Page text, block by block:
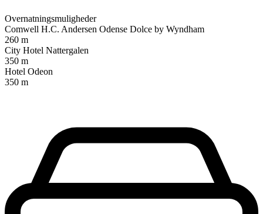
Overnatningsmuligheder
Comwell H.C. Andersen Odense Dolce by Wyndham
260 m
City Hotel Nattergalen
350 m
Hotel Odeon
350 m